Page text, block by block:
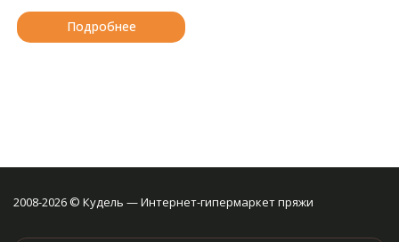
Подробнее
2008-2026 © Кудель — Интернет-гипермаркет пряжи